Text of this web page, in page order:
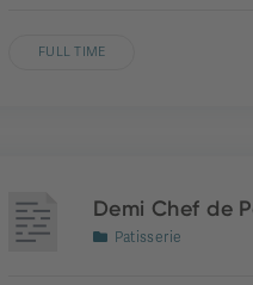
FULL TIME
Demi Chef de
Patisserie